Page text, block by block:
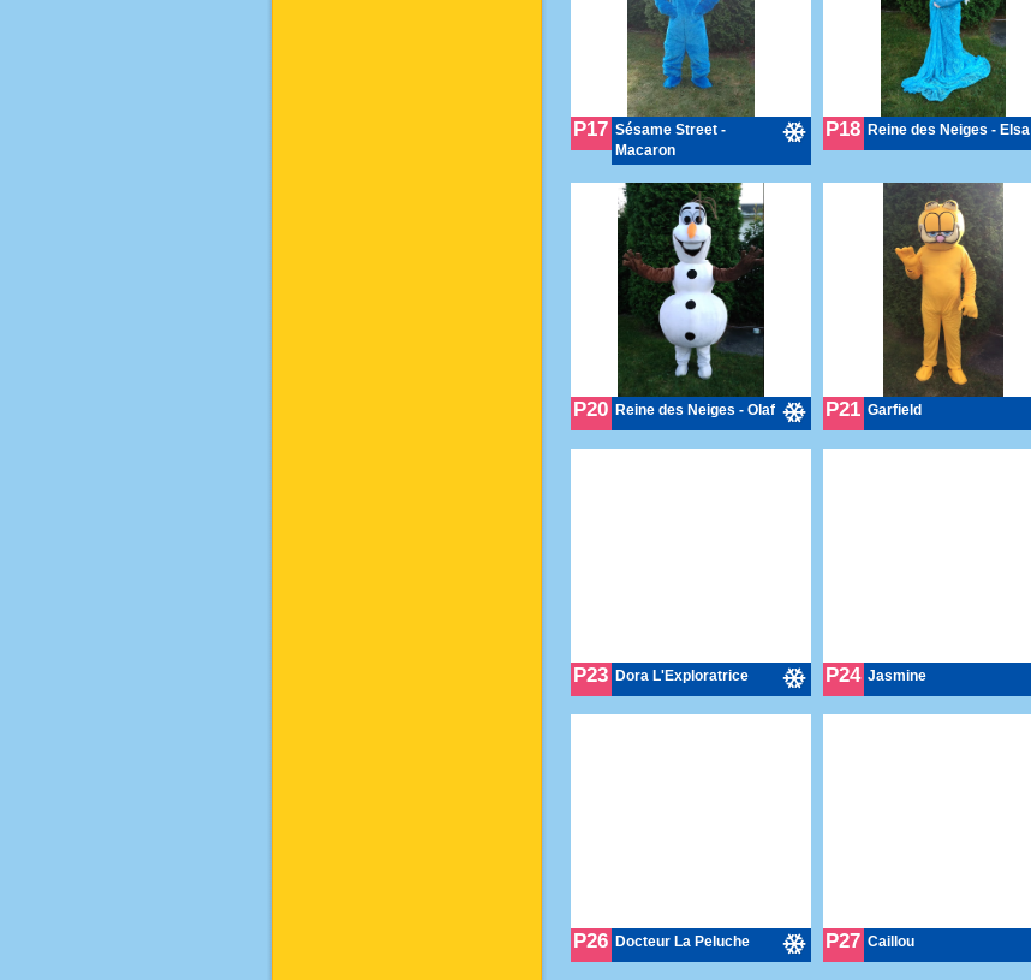
P17 Sésame Street -
Macaron
P18 Reine des Neiges - Elsa
P20 Reine des Neiges - Olaf P21 Garfield
P23 Dora L'Exploratrice P24 Jasmine
P26 Docteur La Peluche P27 Caillou